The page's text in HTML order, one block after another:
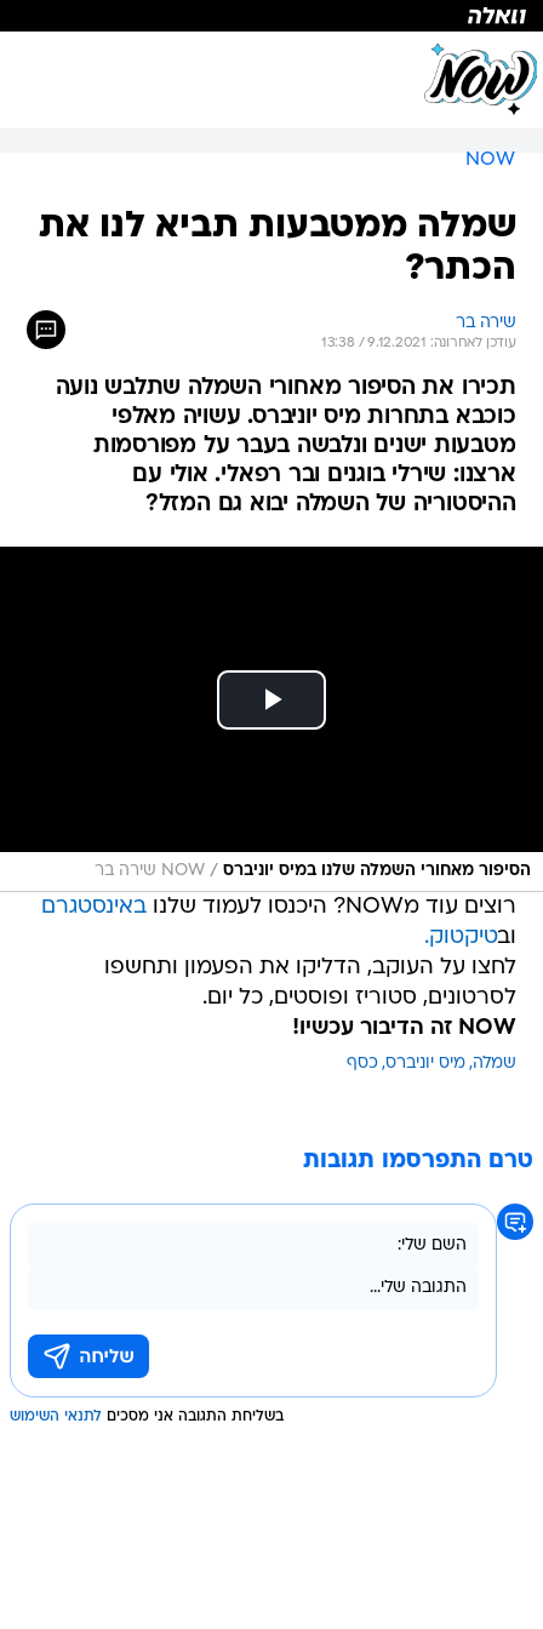
NOW
שמלה ממטבעות תביא לנו את
הכתר?
שירה בר
עודכן לאחרונה: 9.12.2021 / 13:38
תכירו את הסיפור מאחורי השמלה שתלבש נועה
כוכבא בתחרות מיס יוניברס. עשויה מאלפי
מטבעות ישנים ונלבשה בעבר על מפורסמות
ארצנו: שירלי בוגנים ובר רפאלי. אולי עם
ההיסטוריה של השמלה יבוא גם המזל?
הסיפור מאחורי השמלה שלנו במיס יוניברס / NOW שירה בר
רוצים עוד מNOW? היכנסו לעמוד שלנו
באינסטגרם
ובטיקטוק.
לחצו על העוקב, הדליקו את הפעמון ותחשפו
לסרטונים, סטוריז ופוסטים, כל יום.
NOW זה הדיבור עכשיו!
שמלה מיס יוניברס כסף
טרם התפרסמו תגובות
בשליחת התגובה אני מסכים לתנאי השימוש